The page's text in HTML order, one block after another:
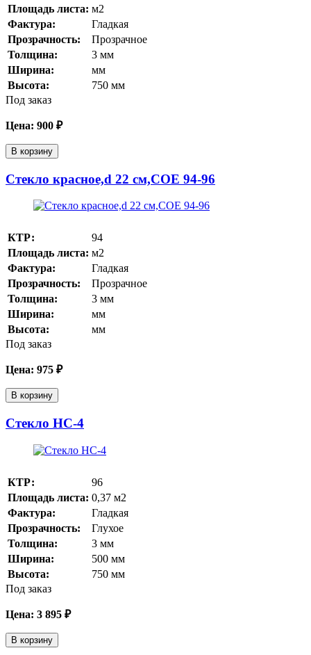
Площадь листа: м2
Фактура:
Гладкая
Прозрачность:
Прозрачное
Толщина:
3 мм
Ширина:
мм
Высота:
750 мм
Под заказ
Цена: 900 ₽
В корзину
Стекло красное,d 22 см,COE 94-96
КТР:
94
Площадь листа: м2
Фактура:
Гладкая
Прозрачность:
Прозрачное
Толщина:
3 мм
Ширина:
мм
Высота:
мм
Под заказ
Цена: 975 ₽
В корзину
Стекло HC-4
КТР:
96
Площадь листа: 0,37 м2
Фактура:
Гладкая
Прозрачность:
Глухое
Толщина:
3 мм
Ширина:
500 мм
Высота:
750 мм
Под заказ
Цена: 3 895 ₽
В корзину